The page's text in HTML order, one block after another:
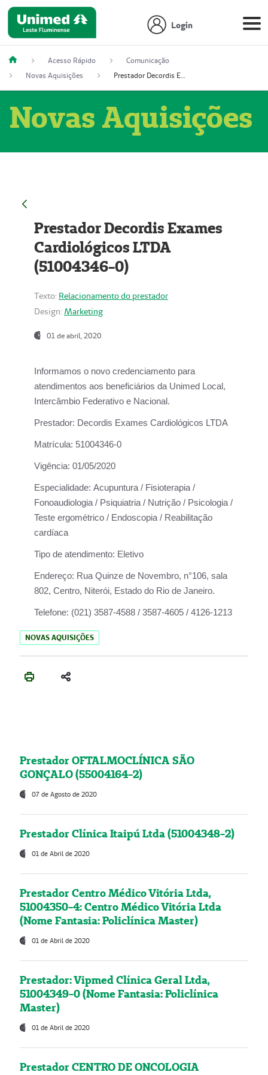
Login
Acesso Rápido
Comunicação
Novas Aquisições
Prestador Decordis Exames Cardiológicos LTDA (51004346-0)
Novas Aquisições
Prestador Decordis Exames
Cardiológicos LTDA
(51004346-0)
Texto: Relacionamento do prestador
Design: Marketing
01 de abril, 2020
Informamos o novo credenciamento para
atendimentos aos beneficiários da Unimed Local,
Intercâmbio Federativo e Nacional.
Prestador: Decordis Exames Cardiológicos LTDA
Matrícula: 51004346-0
Vigência: 01/05/2020
Especialidade: Acupuntura / Fisioterapia /
Fonoaudiologia / Psiquiatria / Nutrição / Psicologia /
Teste ergométrico / Endoscopia / Reabilitação
cardíaca
Tipo de atendimento: Eletivo
Endereço: Rua Quinze de Novembro, n°106, sala
802, Centro, Niterói, Estado do Rio de Janeiro.
Telefone: (021) 3587-4588 / 3587-4605 / 4126-1213
NOVAS AQUISIÇÕES
Prestador OFTALMOCLÍNICA SÃO
GONÇALO (55004164-2)
07 de Agosto de 2020
Prestador Clínica Itaipú Ltda (51004348-2)
01 de Abril de 2020
Prestador Centro Médico Vitória Ltda,
51004350-4: Centro Médico Vitória Ltda
(Nome Fantasia: Policlínica Master)
01 de Abril de 2020
Prestador: Vipmed Clínica Geral Ltda,
51004349-0 (Nome Fantasia: Policlínica
Master)
01 de Abril de 2020
Prestador CENTRO DE ONCOLOGIA